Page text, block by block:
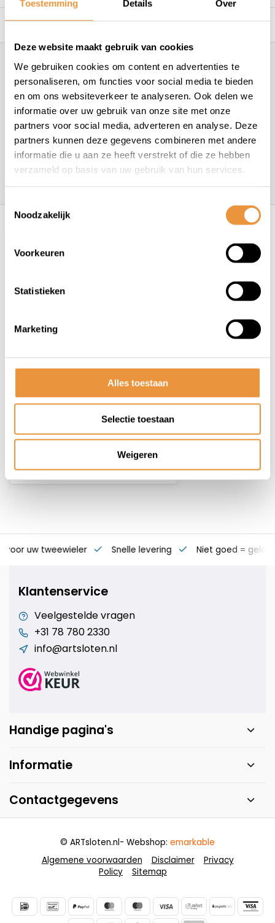
Toestemming Details Over
Deze website maakt gebruik van cookies
We gebruiken cookies om content en advertenties te
personaliseren, om functies voor social media te bieden
en om ons websiteverkeer te analyseren. Ook delen we
informatie over uw gebruik van onze site met onze
partners voor social media, adverteren en analyse. Deze
partners kunnen deze gegevens combineren met andere
informatie die u aan ze heeft verstrekt of die ze hebben
verzameld op basis van uw gebruik van hun services.
Toestemmingsselectie
Noodzakelijk
Voorkeuren
Statistieken
Marketing
Alles toestaan
Selectie toestaan
Weigeren
Gerelateerde producten
Hoe kunnen wij je helpen?
+31 78 780 2330
info@artsloten.nl
klanten geven een 4.7
Recent bekeken
Binnenband AV21 27.5" 70-
584
Niet op voorraad
voor uw tweewieler Snelle levering Niet goed = geld
Klantenservice
Veelgestelde vragen
+31 78 780 2330
info@artsloten.nl
Handige pagina's
Informatie
Contactgegevens
Algemene voorwaarden Disclaimer
Privacy
Policy
Sitemap
© ARTsloten.nl- Webshop: emarkable